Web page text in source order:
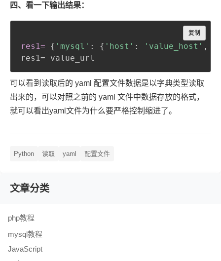
四、看一下输出结果：
res1= { 'mysql' : { 'host' : 'value_host' ,
res1= value_url
复制
Copy
可以看到读取后的 yaml 配置文件数据是以字典类型读取
出来的，可以对照之前的 yaml 文件中数据存放的格式，
就可以看出yaml文件为什么要严格控制缩进了。
Python 读取 yaml 配置文件
文章分类
php教程
mysql教程
JavaScript